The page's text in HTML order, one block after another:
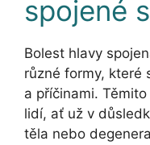
spojené
Bolest hlavy
různé formy, které
a příčinami.
lidí, ať už v
těla nebo